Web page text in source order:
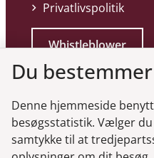
Privatlivspolitik
Whistleblower
Du
Denne hjemmeside
besøgsstatistik. Vælger
samtykke til at